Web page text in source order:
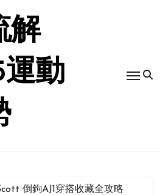
解
動
倒鉤AJ1穿搭收藏全攻略